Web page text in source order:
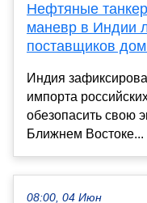
Нефтяные
маневр в Индии
поставщиков
Индия
импорта
обезопасить свою
Ближнем Востоке...
08:00, 04 Июн